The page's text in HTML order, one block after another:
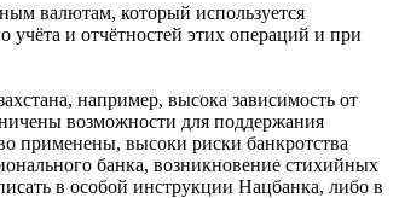
валютам, который используется
и отчётностей этих операций и при
например, высока зависимость от
возможности для поддержания
применены, высоки риски банкротства
банка, возникновение стихийных
в особой инструкции Нацбанка, либо в